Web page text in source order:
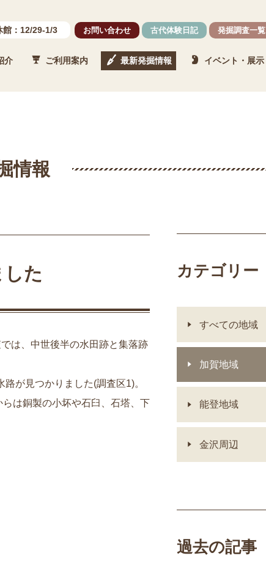
：12/29-1/3 お問い合わせ 古代体験日記 発掘調査一覧
介 ご利用案内 最新発掘情報 イベント・展示
情報
た
は、中世後半の水田跡と集落跡
路が見つかりました(調査区1)。
らは銅製の小坏や石臼、石塔、下
カテゴリー
すべての地域
加賀地域
能登地域
金沢周辺
過去の記事